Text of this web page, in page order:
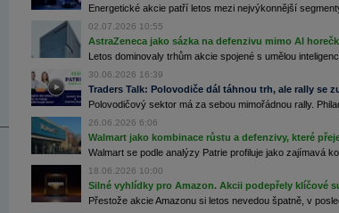
Energetické akcie patří letos mezi nejvýkonnější
02.07.2026 10:55
AstraZeneca jako sázka na defenzivu mimo AI
Letos dominovaly trhům akcie spojené s umělou
30.06.2026 16:39
Traders Talk: Polovodiče dál táhnou trh, ale rally se
Polovodičový sektor má za sebou mimořádnou rally.
26.06.2026 6:06
Walmart jako kombinace růstu a defenzivy, které
Walmart se podle analýzy Patrie profiluje jako zajímavá
18.06.2026 10:00
Silné vyhlídky pro Amazon. Akcii podepřely klíčové
Přestože akcie Amazonu si letos nevedou špatně, v